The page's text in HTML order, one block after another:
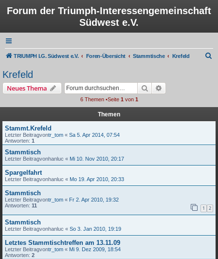
Forum der Triumph-Interessengemeinschaft
Südwest e.V.
TRIUMPH I.G. Südwest e.V. Foren-Übersicht Stammtische Krefeld
Krefeld
Neues Thema Suche
6 Themen •Seite 1 von 1
Themen
Stammt.Krefeld
Letzter Beitragvontr_tom « Sa 5. Apr 2014, 07:54
Antworten: 1
Stammtisch
Letzter Beitragvonhanluc « Mi 10. Nov 2010, 20:17
Spargelfahrt
Letzter Beitragvonhanluc « Mo 19. Apr 2010, 20:33
Stammtisch
Letzter Beitragvontr_tom « Fr 2. Apr 2010, 19:32
Antworten: 11 1 2
Stammtisch
Letzter Beitragvonhanluc « So 3. Jan 2010, 19:19
Letztes Stammtischtreffen am 13.11.09
Letzter Beitragvontr_tom « Mi 9. Dez 2009, 18:54
Antworten: 2